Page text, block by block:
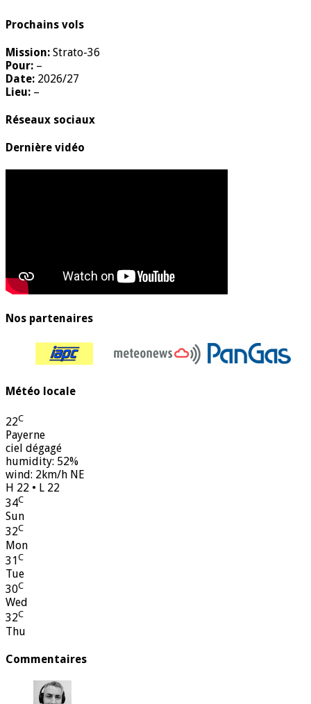
Prochains vols
Mission: Strato-36
Pour: –
Date: 2026/27
Lieu: –
Réseaux sociaux
Dernière vidéo
Nos partenaires
Météo locale
22C
Payerne
ciel dégagé
humidity: 52%
wind: 2km/h NE
H 22 • L 22
34C
Sun
32C
Mon
31C
Tue
30C
Wed
32C
Thu
Commentaires